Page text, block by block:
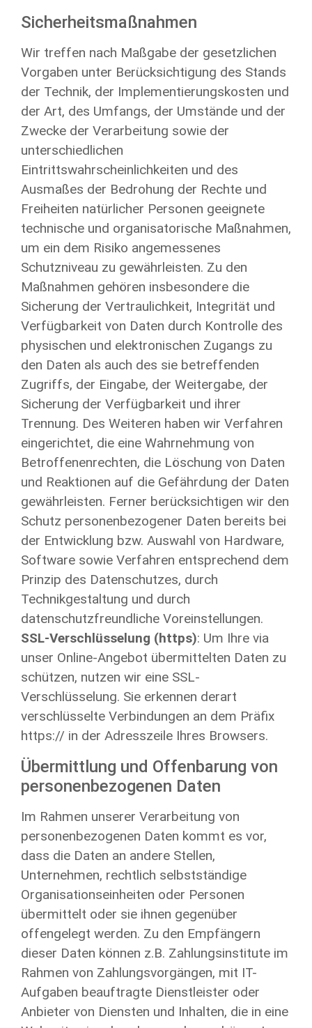
Sicherheitsmaßnahmen
Wir treffen nach Maßgabe der gesetzlichen
Vorgaben unter Berücksichtigung des Stands
der Technik, der Implementierungskosten und
der Art, des Umfangs, der Umstände und der
Zwecke der Verarbeitung sowie der
unterschiedlichen
Eintrittswahrscheinlichkeiten und des
Ausmaßes der Bedrohung der Rechte und
Freiheiten natürlicher Personen geeignete
technische und organisatorische Maßnahmen,
um ein dem Risiko angemessenes
Schutzniveau zu gewährleisten. Zu den
Maßnahmen gehören insbesondere die
Sicherung der Vertraulichkeit, Integrität und
Verfügbarkeit von Daten durch Kontrolle des
physischen und elektronischen Zugangs zu
den Daten als auch des sie betreffenden
Zugriffs, der Eingabe, der Weitergabe, der
Sicherung der Verfügbarkeit und ihrer
Trennung. Des Weiteren haben wir Verfahren
eingerichtet, die eine Wahrnehmung von
Betroffenenrechten, die Löschung von Daten
und Reaktionen auf die Gefährdung der Daten
gewährleisten. Ferner berücksichtigen wir den
Schutz personenbezogener Daten bereits bei
der Entwicklung bzw. Auswahl von Hardware,
Software sowie Verfahren entsprechend dem
Prinzip des Datenschutzes, durch
Technikgestaltung und durch
datenschutzfreundliche Voreinstellungen.
SSL-Verschlüsselung (https): Um Ihre via
unser Online-Angebot übermittelten Daten zu
schützen, nutzen wir eine SSL-
Verschlüsselung. Sie erkennen derart
verschlüsselte Verbindungen an dem Präfix
https:// in der Adresszeile Ihres Browsers.
Übermittlung und Offenbarung von
personenbezogenen Daten
Im Rahmen unserer Verarbeitung von
personenbezogenen Daten kommt es vor,
dass die Daten an andere Stellen,
Unternehmen, rechtlich selbstständige
Organisationseinheiten oder Personen
übermittelt oder sie ihnen gegenüber
offengelegt werden. Zu den Empfängern
dieser Daten können z.B. Zahlungsinstitute im
Rahmen von Zahlungsvorgängen, mit IT-
Aufgaben beauftragte Dienstleister oder
Anbieter von Diensten und Inhalten, die in eine